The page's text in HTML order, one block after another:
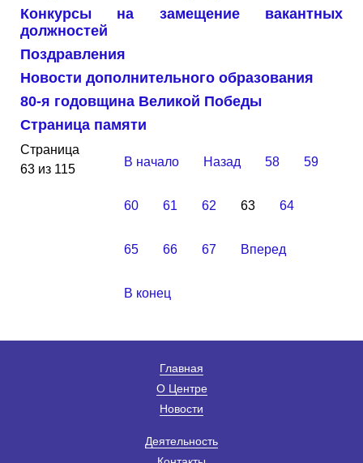
Конкурсы на замещение вакантных
должностей
Поздравления
Новости дополнительного образования
80-я годовщина Великой Победы
Страница памяти
Страница
63 из 115
В начало Назад 58 59
60 61 62 63 64
65 66 67 Вперед
В конец
Главная
О Центре
Новости
Деятельность